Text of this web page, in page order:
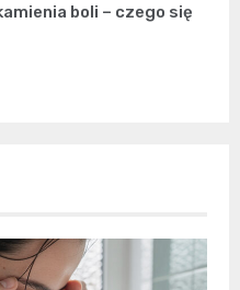
boli – czego się